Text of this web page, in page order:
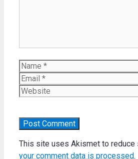
Name
This site uses Akismet to reduce
your comment data is processed.